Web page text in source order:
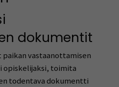
dokumentit
vastaanottamisen
opiskelijaksi, toimita
todentava dokumentti